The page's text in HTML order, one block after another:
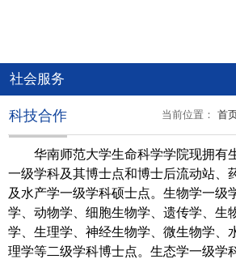
社会服务
当前位置： 首
科技合作
华南师范大学生命科学学院现拥有
一级学科及其博士点和博士后流动站、
及水产学一级学科硕士点。生物学一级
学、动物学、细胞生物学、遗传学、生
学、生理学、神经生物学、微生物学、
理学等二级学科博士点。生态学一级学